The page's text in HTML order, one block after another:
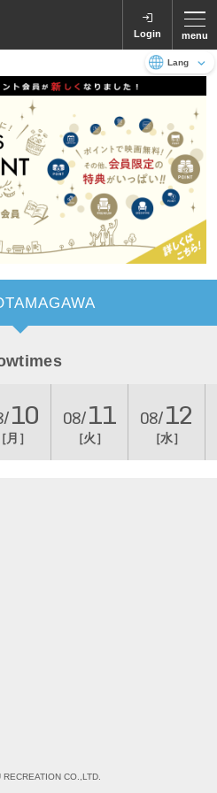
Login menu
10
［月］
08/11
［火］
08/12
［水］
CO.,LTD.